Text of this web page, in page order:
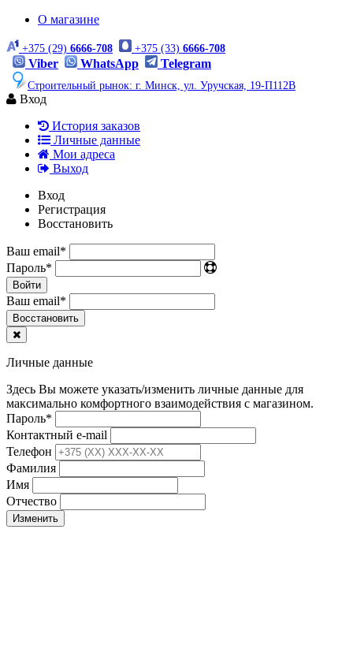
О магазине
+375 (29) 6666-708 +375 (33) 6666-708
Viber WhatsApp Telegram
Строительный рынок: г. Минск, ул. Уручская, 19-П112В
Вход
История заказов
Личные данные
Мои адреса
Выход
Вход
Регистрация
Восстановить
Ваш email*
Пароль*
Войти
Ваш email*
Воcстановить
Личные данные
Здесь Вы можете указать/изменить личные данные для
максимально комфортного взаимодействия с магазином.
Пароль*
Контактный e-mail
Телефон
Фамилия
Имя
Отчество
Изменить